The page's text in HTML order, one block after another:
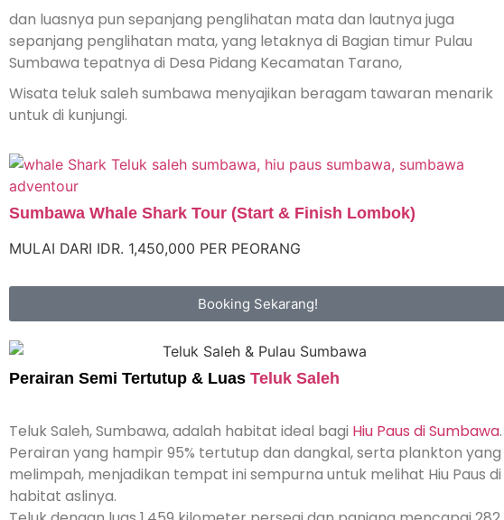
dan luasnya pun sepanjang penglihatan mata dan lautnya juga
sepanjang penglihatan mata, yang letaknya di Bagian timur Pulau
Sumbawa tepatnya di Desa Pidang Kecamatan Tarano,
Wisata teluk saleh sumbawa menyajikan beragam tawaran menarik
untuk di kunjungi.
Sumbawa Whale Shark Tour (Start & Finish Lombok)
MULAI DARI IDR. 1,450,000 PER PEORANG
Booking Sekarang!
Perairan Semi Tertutup & Luas Teluk Saleh
Teluk Saleh, Sumbawa, adalah habitat ideal bagi Hiu Paus di Sumbawa.
Perairan yang hampir 95% tertutup dan dangkal, serta plankton yang
melimpah, menjadikan tempat ini sempurna untuk melihat Hiu Paus di
habitat aslinya.